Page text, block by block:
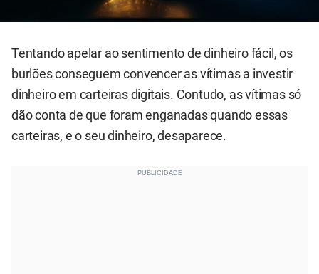
Tentando apelar ao sentimento de dinheiro fácil, os
burlões conseguem convencer as vítimas a investir
dinheiro em carteiras digitais. Contudo, as vítimas só
dão conta de que foram enganadas quando essas
carteiras, e o seu dinheiro, desaparece.